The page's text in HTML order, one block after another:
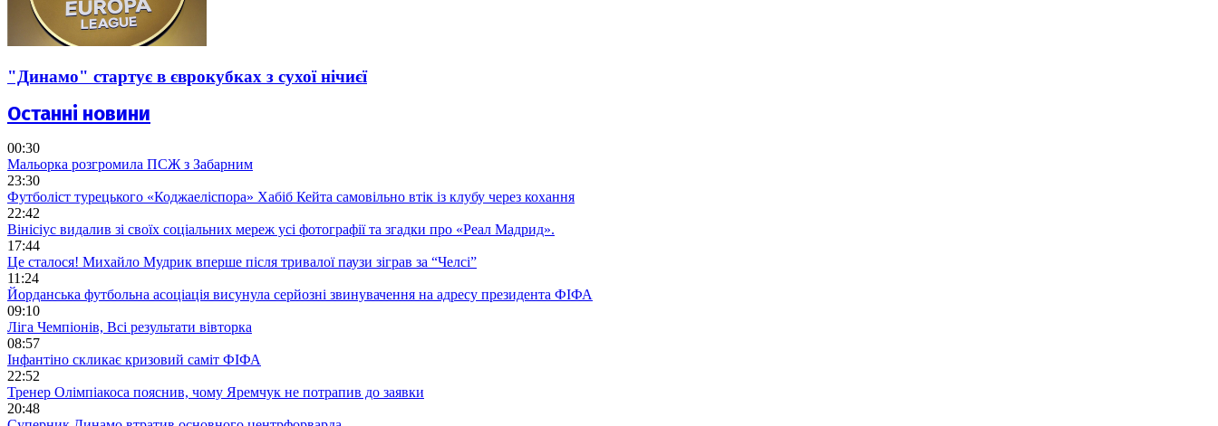
"Динамо" стартує в єврокубках з сухої нічиєї
Останні новини
00:30
Мальорка розгромила ПСЖ з Забарним
23:30
Футболіст турецького «Коджаеліспора» Хабіб Кейта самовільно втік із клубу через кохання
22:42
Вінісіус видалив зі своїх соціальних мереж усі фотографії та згадки про «Реал Мадрид».
17:44
Це сталося! Михайло Мудрик вперше після тривалої паузи зіграв за “Челсі”
11:24
Йорданська футбольна асоціація висунула серйозні звинувачення на адресу президента ФІФА
09:10
Ліга Чемпіонів, Всі результати вівторка
08:57
Інфантіно скликає кризовий саміт ФІФА
22:52
Тренер Олімпіакоса пояснив, чому Яремчук не потрапив до заявки
20:48